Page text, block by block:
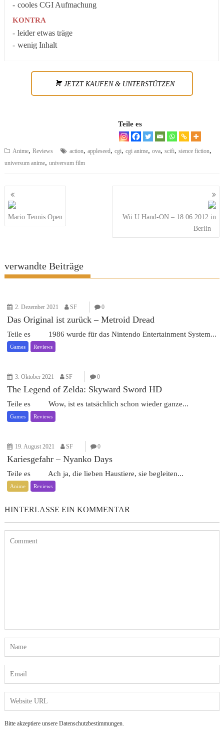
cooles CGI Aufmachung
KONTRA
leider etwas träge
wenig Inhalt
JETZT KAUFEN & UNTERSTÜTZEN
Teile es
Anime,Reviews action,appleseed,cgi,cgi anime,ova,scifi,sience fiction,
universum anime,universum film
Beitragsnavigation
Mario Tennis Open
Wii U Hand-ON – 18.06.2012 in
Berlin
verwandte Beiträge
2. Dezember 2021 SF 0
Das Original ist zurück – Metroid Dread
Teile es 1986 wurde für das Nintendo Entertainment System...
Games Reviews
3. Oktober 2021 SF 0
The Legend of Zelda: Skyward Sword HD
Teile es Wow, ist es tatsächlich schon wieder ganze...
Games Reviews
19. August 2021 SF 0
Kariesgefahr – Nyanko Days
Teile es Ach ja, die lieben Haustiere, sie begleiten...
Anime Reviews
HINTERLASSE EIN KOMMENTAR
Bitte akzeptiere unsere Datenschutzbestimmungen.